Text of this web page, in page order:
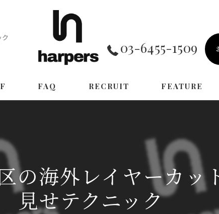
03-6455-1509
FAQ RECRUIT FEATURE
COLOR
TREATMENT
MEN'S
の海外レイヤーカッ
見せテクニック